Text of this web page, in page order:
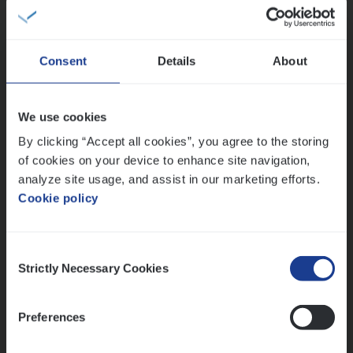
Consent Details About
We use cookies
By clicking “Accept all cookies”, you agree to the storing
of cookies on your device to enhance site navigation,
analyze site usage, and assist in our marketing efforts.
Cookie policy
Selection
Strictly Necessary Cookies
Preferences
Sales Management
Test Ana­lyst
IT, Change & Innovation
Antwerpen
Meer dan collega’s: hoe Julie en Aurélie elkaar
Mathias houdt van diepgaande dossiers én droge